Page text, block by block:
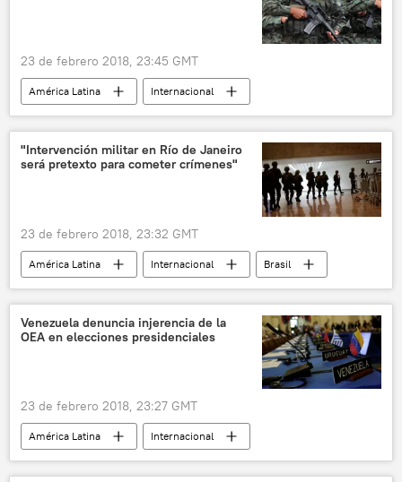
23 de febrero 2018, 23:45 GMT
América Latina
Internacional
Colombia
Ecuador
Defensa
noticias
"Intervención militar en Río de Janeiro
será pretexto para cometer crímenes"
23 de febrero 2018, 23:32 GMT
América Latina Internacional
Brasil
Río de Janeiro
militares
intervención
noticias
Venezuela denuncia injerencia de la
OEA en elecciones presidenciales
23 de febrero 2018, 23:27 GMT
América Latina
Internacional
Venezuela
Samuel Moncada